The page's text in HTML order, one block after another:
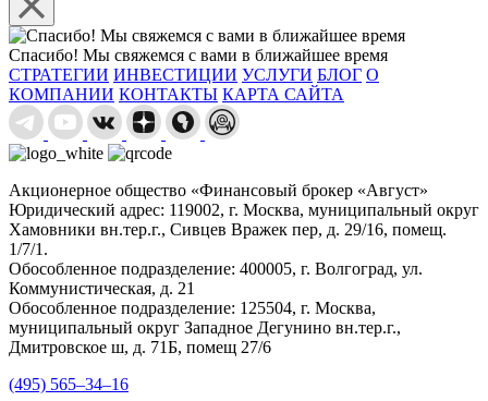
Спасибо! Мы свяжемся с вами в ближайшее время
СТРАТЕГИИ ИНВЕСТИЦИИ УСЛУГИ БЛОГ О
КОМПАНИИ КОНТАКТЫ КАРТА САЙТА
Акционерное общество «Финансовый брокер «Август»
Юридический адрес: 119002, г. Москва, муниципальный округ
Хамовники вн.тер.г., Сивцев Вражек пер, д. 29/16, помещ.
1/7/1.
Обособленное подразделение: 400005, г. Волгоград, ул.
Коммунистическая, д. 21
Обособленное подразделение: 125504, г. Москва,
муниципальный округ Западное Дегунино вн.тер.г.,
Дмитровское ш, д. 71Б, помещ 27/6
(495) 565–34–16